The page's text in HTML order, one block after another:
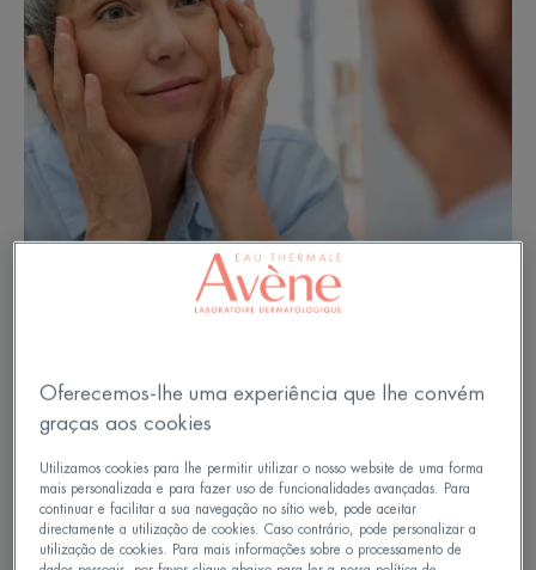
Após os 60 anos, as marcas do
tempo tomam forma
Os sinais do tempo podem aparecer na sua pele.
Oferecemos-lhe uma experiência que lhe convém
graças aos cookies
Utilizamos cookies para lhe permitir utilizar o nosso website de uma forma
mais personalizada e para fazer uso de funcionalidades avançadas. Para
continuar e facilitar a sua navegação no sítio web, pode aceitar
directamente a utilização de cookies. Caso contrário, pode personalizar a
utilização de cookies. Para mais informações sobre o processamento de